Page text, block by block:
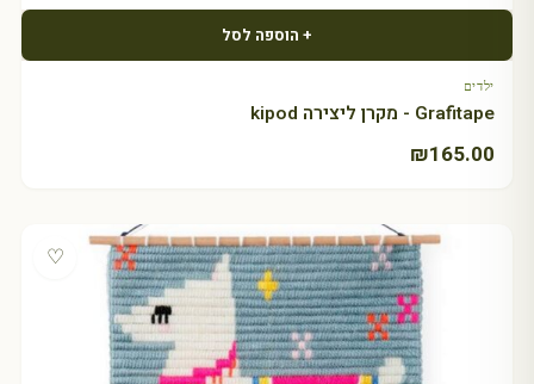
+ הוספה לסל
ילדים
Grafitape - מקרן ליצירה kipod
₪165.00
♡